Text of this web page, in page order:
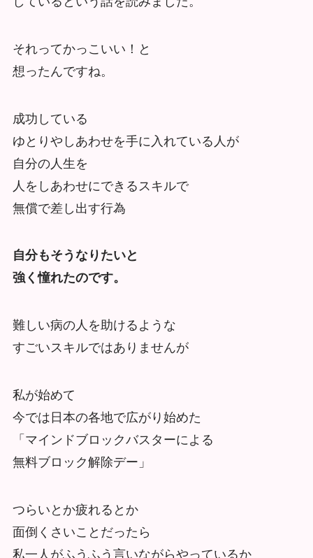
それってかっこいい！と
想ったんですね。
成功している
ゆとりやしあわせを手に入れている人が
自分の人生を
人をしあわせにできるスキルで
無償で差し出す行為
自分もそうなりたいと
強く憧れたのです。
難しい病の人を助けるような
すごいスキルではありませんが
私が始めて
今では日本の各地で広がり始めた
「マインドブロックバスターによる
無料ブロック解除デー」
つらいとか疲れるとか
面倒くさいことだったら
私一人がふうふう言いながらやっているか